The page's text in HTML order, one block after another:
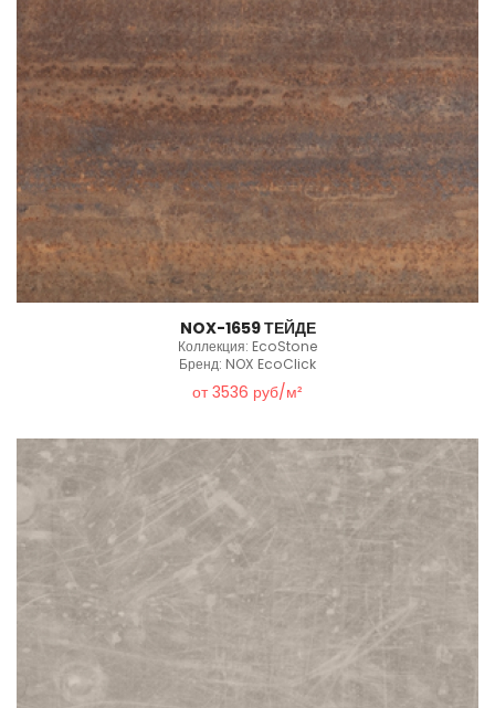
NOX-1659 ТЕЙДЕ
Коллекция: EcoStone
Бренд: NOX EcoClick
от 3536 руб/м²